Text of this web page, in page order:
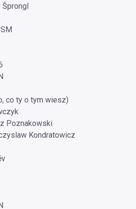
co ty o tym wiesz)
Poznakowski
Kondratowicz